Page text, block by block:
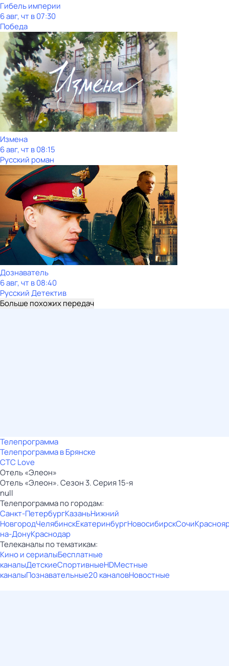
Гибель империи
6 авг, чт в 07:30
Победа
Измена
6 авг, чт в 08:15
Русский роман
Дознаватель
6 авг, чт в 08:40
Русский Детектив
Больше похожих передач
Телепрограмма
Телепрограмма в Брянске
СТС Love
Отель «Элеон»
Отель «Элеон». Сезон 3. Серия 15-я
null
Телепрограмма по городам:
Санкт-ПетербургКазаньНижний
НовгородЧелябинскЕкатеринбургНовосибирскСочи
на-ДонуКраснодар
Телеканалы по тематикам:
Кино и сериалыБесплатные
каналыДетскиеСпортивныеHDМестные
каналыПознавательные20 каналовНовостные